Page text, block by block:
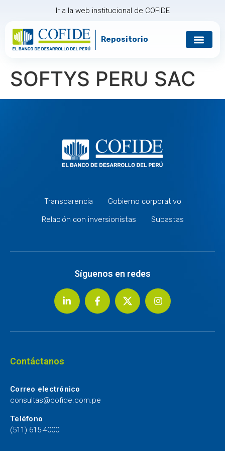
Ir a la web institucional de COFIDE
Repositorio
SOFTYS PERU SAC
Transparencia
Gobierno corporativo
Relación con inversionistas
Subastas
Síguenos en redes
Contáctanos
Correo electrónico
consultas@cofide.com.pe
Teléfono
(511) 615-4000